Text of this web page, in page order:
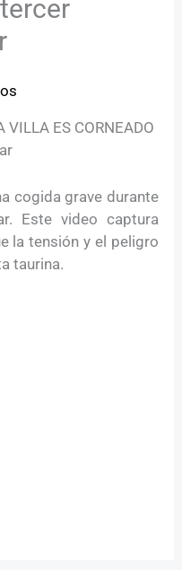
VILLA ES CORNEADO
cogida grave durante
Este video captura
la tensión y el peligro
taurina.